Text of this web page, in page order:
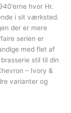
hvor Hr.
i sit værksted.
der er mere
serien er
med flet af
stil til din
– Ivory &
varianter og